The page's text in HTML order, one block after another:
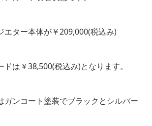
エター本体が￥209,000(税込み)
は￥38,500(税込み)となります。
ガンコート塗装でブラックとシルバー